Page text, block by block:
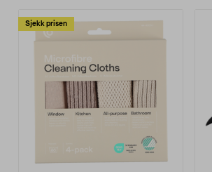
Sjekk prisen